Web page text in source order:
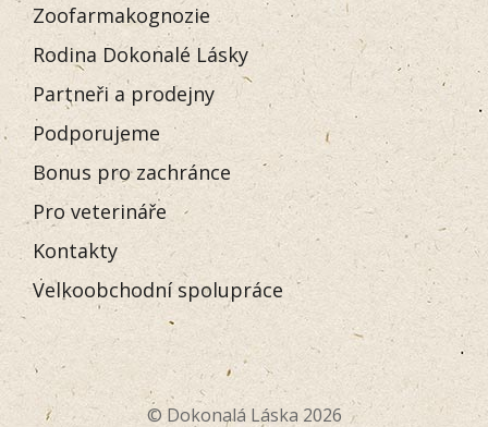
Zoofarmakognozie
Rodina Dokonalé Lásky
Partneři a prodejny
Podporujeme
Bonus pro zachránce
Pro veterináře
Kontakty
Velkoobchodní spolupráce
© Dokonalá Láska 2026